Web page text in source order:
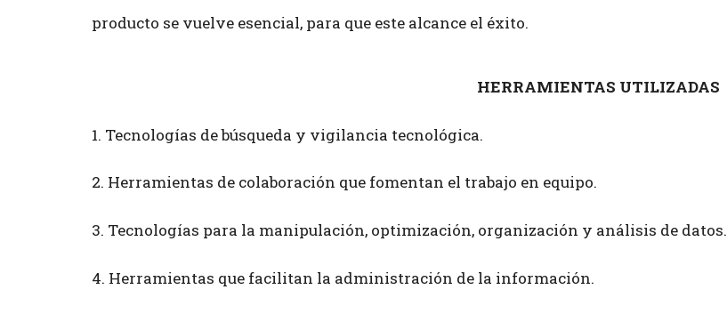
producto se vuelve esencial, para que este alcance el éxito.
HERRAMIENTAS UTILIZADAS
1. Tecnologías de búsqueda y vigilancia tecnológica.
2. Herramientas de colaboración que fomentan el trabajo en equipo.
3. Tecnologías para la manipulación, optimización, organización y análisis de datos.
4. Herramientas que facilitan la administración de la información.